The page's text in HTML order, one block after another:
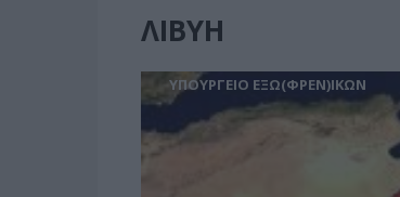
ΛΙΒΥΗ
ΥΠΟΥΡΓΕΙΟ ΕΞΩ(ΦΡΕΝ)ΙΚΩΝ